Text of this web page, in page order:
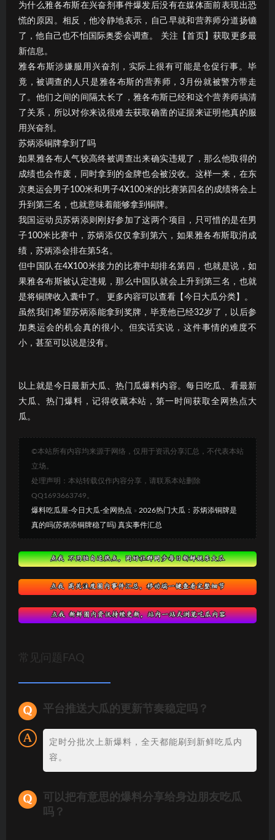
为什么雅各布斯在兴奋剂事件爆发后没有在媒体面前表现出恐
慌的原因。相反，他冷静地表示，自己早就和营养师分道扬镳
了，他自己也不怕国际奥委会调查。 关注【首页】获取更多最
新信息。
雅各布斯涉嫌服用兴奋剂，实际上很有可能是仓促行事。毕
竟，被调查的人只是雅各布斯的营养师，3月份就被警方带走
了。他们之间的间隔太长了，雅各布斯已经和这个营养师搞清
了关系，所以对你来说很难去获取确凿的证据来证明他真的服
用兴奋剂。
苏炳添铜牌拿到了吗
如果雅各布人气较高终被调查出来确实违规了，那么他取得的
成绩也会作废，同时拿到的金牌也会被没收。这样一来，在东
京奥运会男子100米和男子4X100米的比赛第四名的成绩将会上
升到第三名，也就意味着能够拿到铜牌。
我国运动员苏炳添则刚好参加了这两个项目，只可惜的是在男
子100米比赛中，苏炳添仅仅拿到第六，如果雅各布斯取消成
绩，苏炳添会排在第5名。
但中国队在4X100米接力的比赛中却排名第四，也就是说，如
果雅各布斯被认定违规，那么中国队就会上升到第三名，也就
是将铜牌收入囊中了。 更多内容可以查看【今日大瓜分类】。
虽然我们希望苏炳添能拿到奖牌，毕竟他已经32岁了，以后参
加奥运会的机会真的很小。但实话实说，这件事情的难度不
小，甚至可以说是没有。
以上就是今日最新大瓜、热门瓜爆料内容。每日吃瓜、看最新
大瓜、热门爆料，记得收藏本站，第一时间获取全网热点大
瓜。
©本站所有内容均来源于网络，仅用于资讯分享汇总，不代表本站
立场。
处理声明：本站转载仅作内容分享，请联系本站删除
QQ1693663749。
爆料吃瓜屋-今日大瓜-全网热点 » 2026热门大瓜：苏炳添铜牌是
真的吗(苏炳添铜牌稳了吗) 真实事件汇总
常见问题FAQ
平台推送大瓜的更新节奏稳定吗？
定时分批次上新爆料，全天都能刷到新鲜吃瓜内
容。
可以把有意思的爆料分享给身边朋友吃瓜
吗？